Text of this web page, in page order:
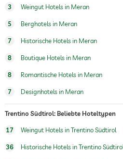
3 Weingut Hotels in Meran
5 Berghotels in Meran
7 Historische Hotels in Meran
8 Boutique Hotels in Meran
8 Romantische Hotels in Meran
7 Designhotels in Meran
Trentino Südtirol: Beliebte Hoteltypen
17 Weingut Hotels in Trentino Südtirol
36 Historische Hotels in Trentino Südtirol